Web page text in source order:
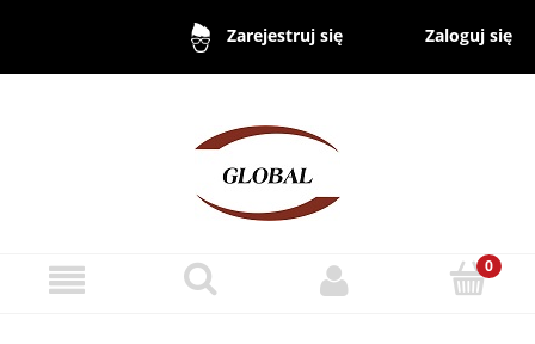
Zarejestruj się Zaloguj się